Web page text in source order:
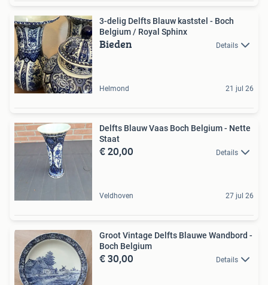
3-delig Delfts Blauw kaststel - Boch
Belgium / Royal Sphinx
Bieden Details
Helmond 21 jul 26
Delfts Blauw Vaas Boch Belgium - Nette
Staat
€ 20,00 Details
Veldhoven 27 jul 26
Groot Vintage Delfts Blauwe Wandbord -
Boch Belgium
€ 30,00 Details